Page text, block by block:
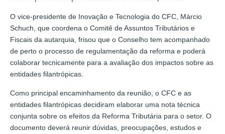
O vice-presidente de Inovação e Tecnologia do CFC, Márcio
Schuch, que coordena o Comitê de Assuntos Tributários e
Fiscais da autarquia, frisou que o Conselho tem acompanhado
de perto o processo de regulamentação da reforma e poderá
colaborar tecnicamente para a avaliação dos impactos sobre as
entidades filantrópicas.
Como principal encaminhamento da reunião, o CFC e as
entidades filantrópicas decidiram elaborar uma nota técnica
conjunta sobre os efeitos da Reforma Tributária para o setor. O
documento deverá reunir dúvidas, preocupações, estudos e